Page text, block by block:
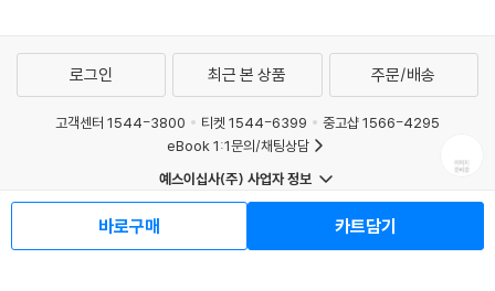
바로구매 카트담기
로그인 최근 본 상품 주문/배송
고객센터 1544-3800 티켓 1544-6399
중고샵 1566-4295
eBook 1:1문의/채팅상담
예스이십사(주) 사업자 정보
개인정보처리방침
PC버전
거래처관계자께